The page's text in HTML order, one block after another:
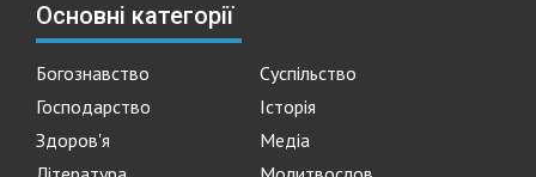
Основні категорії
Богознавство
Суспільство
Господарство
Історія
Здоров'я
Медіа